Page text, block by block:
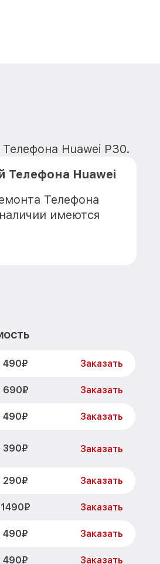
Huawei P30.
Телефона Huawei
Телефона
имеются
490₽ Заказать
690₽ Заказать
490₽ Заказать
390₽ Заказать
290₽ Заказать
Заказать
490₽ Заказать
490₽ Заказать